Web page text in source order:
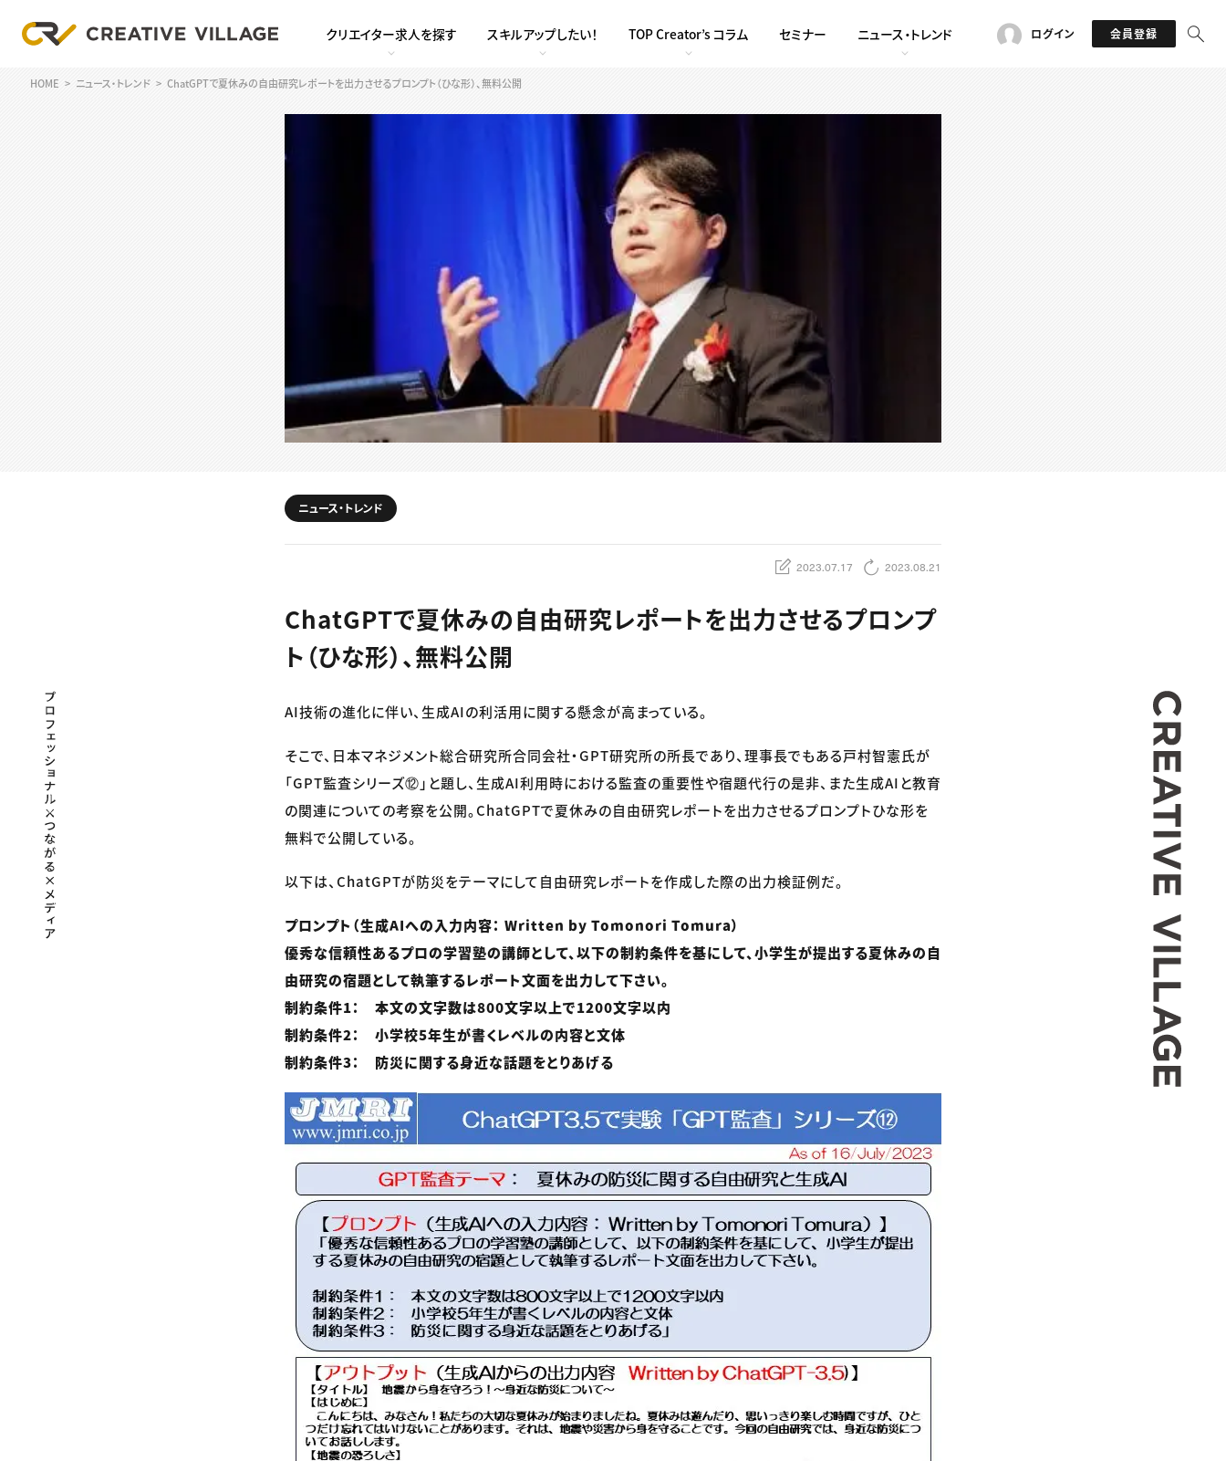
クリエイター求人を探す スキルアップしたい！ TOP Creator’s コラム セミナー ニュース・トレンド ログイン 会員登録
HOME ニュース・トレンド ChatGPTで夏休みの自由研究レポートを出力させるプロンプト（ひな形）、無料公開
ニュース・トレンド
2023.07.17 2023.08.21
ChatGPTで夏休みの自由研究レポートを出力させるプロンプ
ト（ひな形）、無料公開
AI技術の進化に伴い、生成AIの利活用に関する懸念が高まっている。
そこで、日本マネジメント総合研究所合同会社・GPT研究所の所長であり、理事長でもある戸村智憲氏が
「GPT監査シリーズ⑫」と題し、生成AI利用時における監査の重要性や宿題代行の是非、また生成AIと教育
の関連についての考察を公開。ChatGPTで夏休みの自由研究レポートを出力させるプロンプトひな形を
無料で公開している。
以下は、ChatGPTが防災をテーマにして自由研究レポートを作成した際の出力検証例だ。
プロンプト（生成AIへの入力内容： Written by Tomonori Tomura）
優秀な信頼性あるプロの学習塾の講師として、以下の制約条件を基にして、小学生が提出する夏休みの自
由研究の宿題として執筆するレポート文面を出力して下さい。
制約条件1： 本文の文字数は800文字以上で1200文字以内
制約条件2： 小学校5年生が書くレベルの内容と文体
制約条件3： 防災に関する身近な話題をとりあげる